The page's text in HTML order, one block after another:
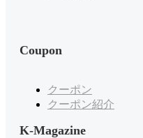
Coupon
クーポン
クーポン紹介
K-Magazine